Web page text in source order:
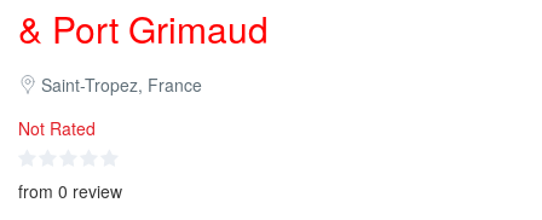
& Port Grimaud
Saint-Tropez, France
Not Rated
from 0 review